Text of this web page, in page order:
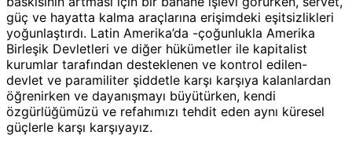
güç ve hayatta kalma araçlarına erişimdeki eşitsizlikleri
yoğunlaştırdı. Latin Amerika’da -çoğunlukla Amerika
Birleşik Devletleri ve diğer hükümetler ile kapitalist
kurumlar tarafından desteklenen ve kontrol edilen-
devlet ve paramiliter şiddetle karşı karşıya kalanlardan
öğrenirken ve dayanışmayı büyütürken, kendi
özgürlüğümüzü ve refahımızı tehdit eden aynı küresel
güçlerle karşı karşıyayız.